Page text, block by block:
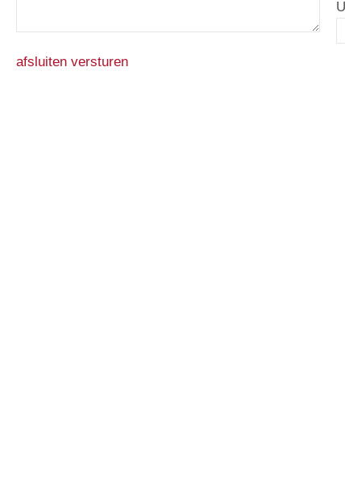
afsluiten versturen